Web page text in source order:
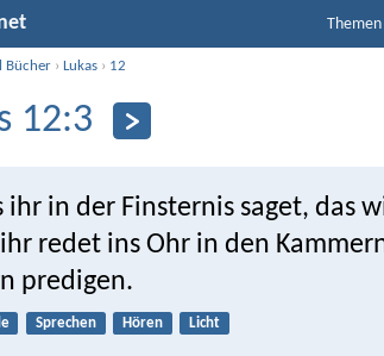
Themen
Bücher ›Lukas › 12
12:3
ihr in der Finsternis saget, das
redet ins Ohr in den
predigen.
Sprechen Hören Licht